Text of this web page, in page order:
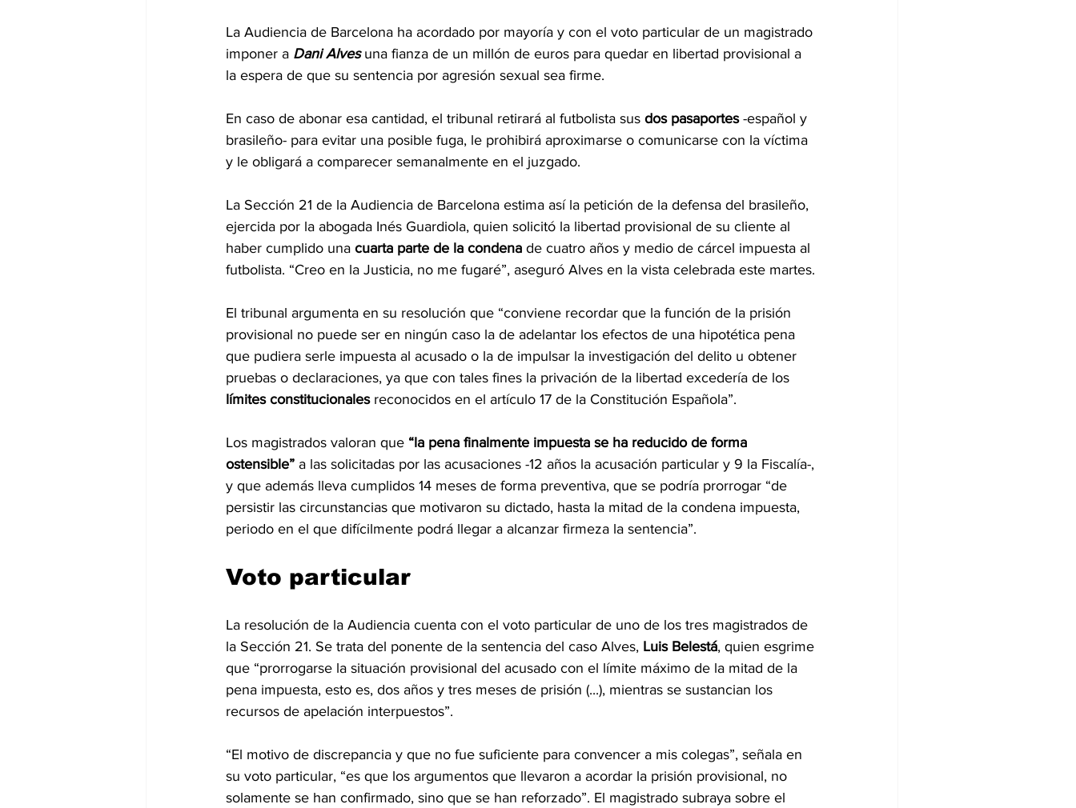
La Audiencia de Barcelona ha acordado por mayoría y con el voto particular de un magistrado
imponer a Dani Alves una fianza de un millón de euros para quedar en libertad provisional a
la espera de que su sentencia por agresión sexual sea firme.
En caso de abonar esa cantidad, el tribunal retirará al futbolista sus dos pasaportes -español y
brasileño- para evitar una posible fuga, le prohibirá aproximarse o comunicarse con la víctima
y le obligará a comparecer semanalmente en el juzgado.
La Sección 21 de la Audiencia de Barcelona estima así la petición de la defensa del brasileño,
ejercida por la abogada Inés Guardiola, quien solicitó la libertad provisional de su cliente al
haber cumplido una cuarta parte de la condena de cuatro años y medio de cárcel impuesta al
futbolista. “Creo en la Justicia, no me fugaré”, aseguró Alves en la vista celebrada este martes.
El tribunal argumenta en su resolución que “conviene recordar que la función de la prisión
provisional no puede ser en ningún caso la de adelantar los efectos de una hipotética pena
que pudiera serle impuesta al acusado o la de impulsar la investigación del delito u obtener
pruebas o declaraciones, ya que con tales fines la privación de la libertad excedería de los
límites constitucionales reconocidos en el artículo 17 de la Constitución Española”.
Los magistrados valoran que “la pena finalmente impuesta se ha reducido de forma
ostensible” a las solicitadas por las acusaciones -12 años la acusación particular y 9 la Fiscalía-,
y que además lleva cumplidos 14 meses de forma preventiva, que se podría prorrogar “de
persistir las circunstancias que motivaron su dictado, hasta la mitad de la condena impuesta,
periodo en el que difícilmente podrá llegar a alcanzar firmeza la sentencia”.
Voto particular
La resolución de la Audiencia cuenta con el voto particular de uno de los tres magistrados de
la Sección 21. Se trata del ponente de la sentencia del caso Alves, Luis Belestá, quien esgrime
que “prorrogarse la situación provisional del acusado con el límite máximo de la mitad de la
pena impuesta, esto es, dos años y tres meses de prisión (...), mientras se sustancian los
recursos de apelación interpuestos”.
“El motivo de discrepancia y que no fue suficiente para convencer a mis colegas”, señala en
su voto particular, “es que los argumentos que llevaron a acordar la prisión provisional, no
solamente se han confirmado, sino que se han reforzado”. El magistrado subraya sobre el